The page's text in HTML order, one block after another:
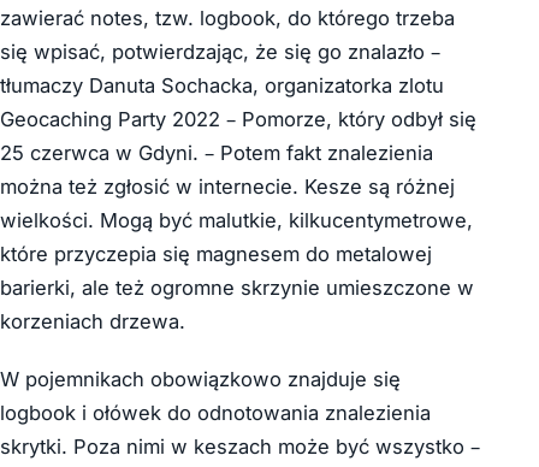
zawierać notes, tzw. logbook, do którego trzeba
się wpisać, potwierdzając, że się go znalazło –
tłumaczy Danuta Sochacka, organizatorka zlotu
Geocaching Party 2022 – Pomorze, który odbył się
25 czerwca w Gdyni. – Potem fakt znalezienia
można też zgłosić w internecie. Kesze są różnej
wielkości. Mogą być malutkie, kilkucentymetrowe,
które przyczepia się magnesem do metalowej
barierki, ale też ogromne skrzynie umieszczone w
korzeniach drzewa.
W pojemnikach obowiązkowo znajduje się
logbook i ołówek do odnotowania znalezienia
skrytki. Poza nimi w keszach może być wszystko –